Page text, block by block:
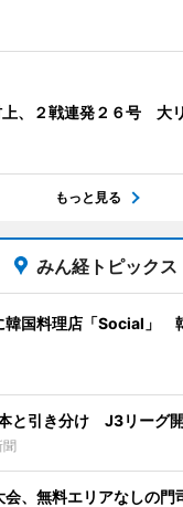
、２戦連発２６号 大
もっと見る
みん経トピックス
韓国料理店「Social」
と引き分け J3リーグ
聞
会、無料エリアなしの門